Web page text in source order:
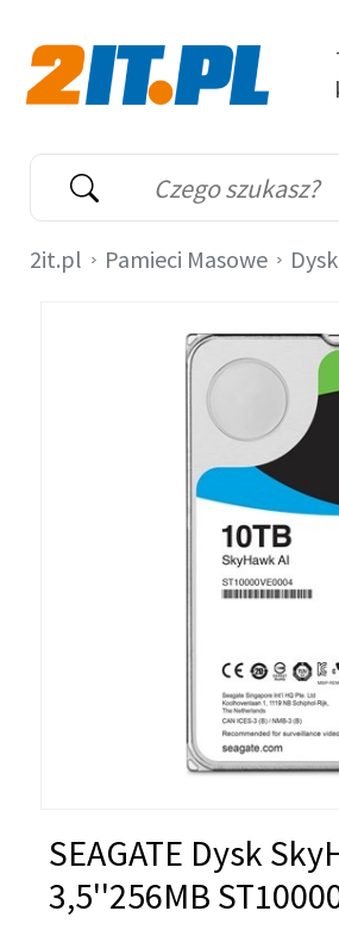
Wyszukiwarka
Słowo kluczowe
2it.pl Pamieci Masowe
SEAGATE Dysk
3,5''256MB